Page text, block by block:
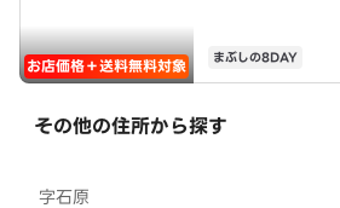
お店価格＋送料無料対象 まぶしの8DAY
その他の住所から探す
字石原